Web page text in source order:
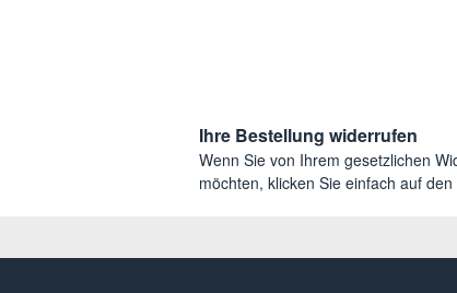
Ihre Bestellung widerrufen
Wenn Sie von Ihrem gesetzlichen
möchten, klicken Sie einfach auf